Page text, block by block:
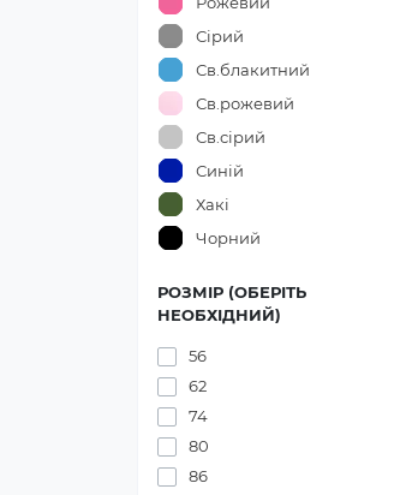
Сірий
Св.блакитний
Св.рожевий
Св.сірий
Синій
Хакі
Чорний
РОЗМІР (ОБЕРІТЬ
НЕОБХІДНИЙ)
56
62
74
80
86